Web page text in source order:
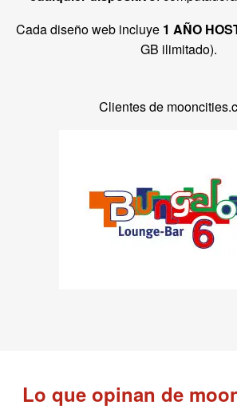
Cada diseño web incluye 1 AÑO
GB ilimitado).
Clientes de
Lo que opinan de